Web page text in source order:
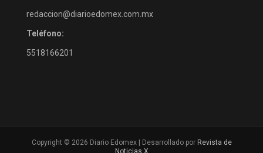
redaccion@diarioedomex.com.mx
Teléfono:
5518166201
Copyright © 2026 Diario Edomex | Desarrollado por Revista de